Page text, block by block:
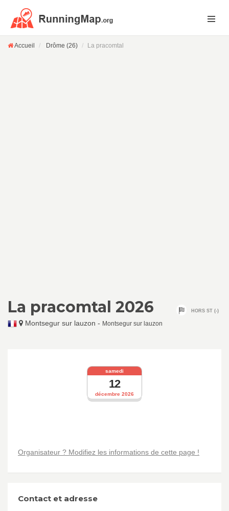
Accueil Drôme (26) La pracomtal
La pracomtal 2026
Montsegur sur lauzon - Montsegur sur lauzon
HORS ST (-)
décembre 2026
samedi
12
Organisateur ? Modifiez les informations de cette page !
Contact et adresse